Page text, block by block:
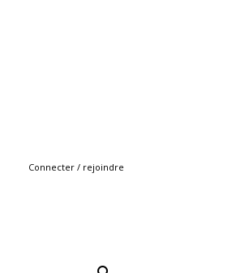
Connecter / rejoindre